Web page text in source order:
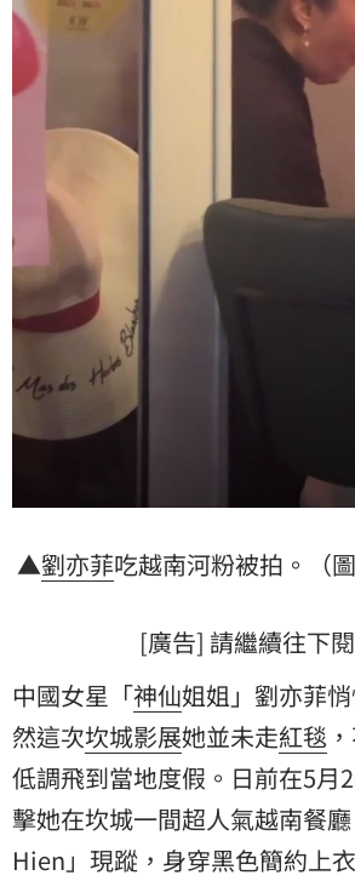
▲劉亦菲吃越南河粉被拍。（
[廣告] 請繼續往下
中國女星「神仙姐姐」劉亦菲
然這次坎城影展她並未走紅毯
低調飛到當地度假。日前在5月
擊她在坎城一間超人氣越南餐
Hien」現蹤，身穿黑色簡約上